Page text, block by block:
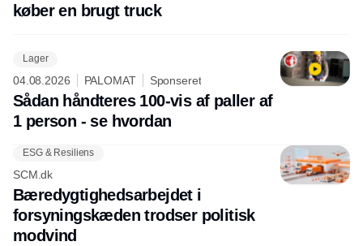
køber en brugt truck
Lager
04.08.2026 PALOMAT Sponseret
Sådan håndteres 100-vis af paller af
1 person - se hvordan
ESG & Resiliens
SCM.dk
Bæredygtighedsarbejdet i
forsyningskæden trodser politisk
modvind